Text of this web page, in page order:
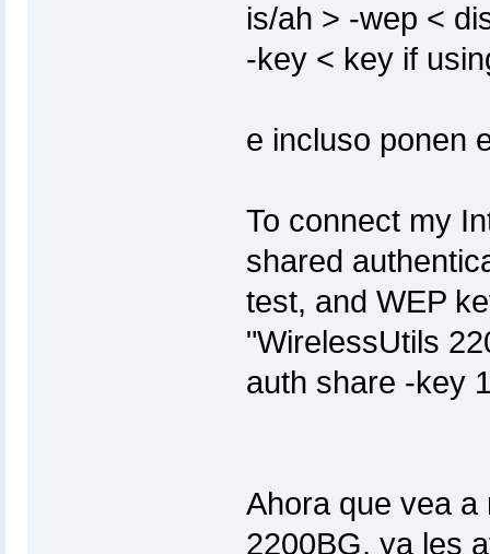
is/ah > -wep <
-key < key if
e incluso ponen
To connect my
shared
test, and WEP
"WirelessUtils
auth share -key
Ahora que vea a
2200BG, ya les